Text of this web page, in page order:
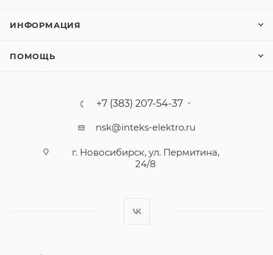
ИНФОРМАЦИЯ
ПОМОЩЬ
+7 (383) 207-54-37
nsk@inteks-elektro.ru
г. Новосибирск, ул. Пермитина,
24/8